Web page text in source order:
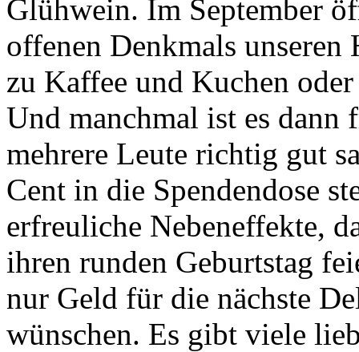
Glühwein. Im September
offenen Denkmals unseren
zu Kaffee und Kuchen
Und manchmal ist es dann
mehrere Leute richtig gut
Cent in die Spendendose
erfreuliche Nebeneffekte,
ihren runden Geburtstag
nur Geld für die nächste
wünschen. Es gibt viele